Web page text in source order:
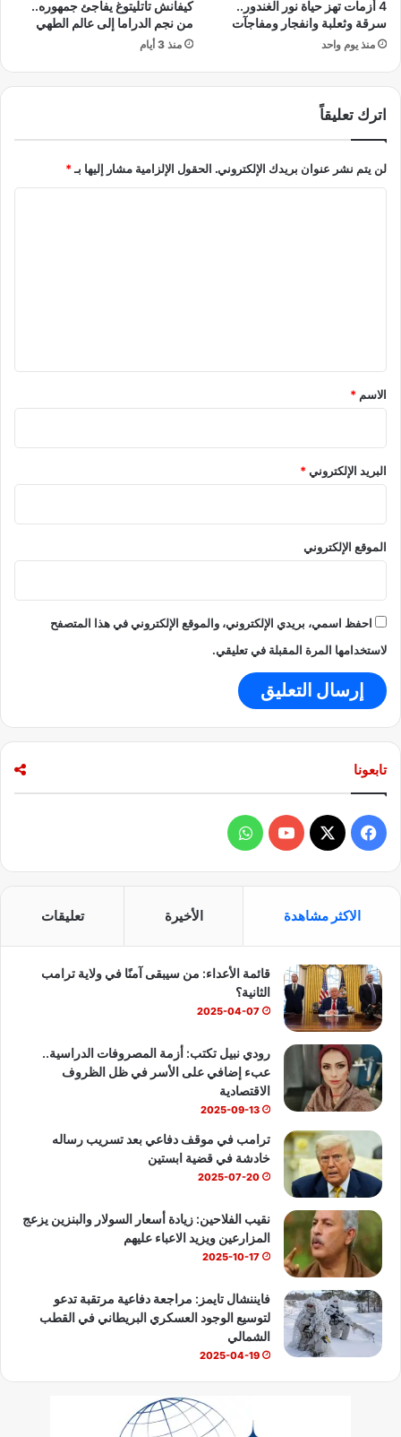
ع
ى
ا
ل
ش
ط
ئ
ا
و
4 أزمات تهز حياة نور الغندور..
سرقة وثعلبة وانفجار ومفاجآت
منذ يوم واحد
كيفانش تاتليتوغ يفاجئ جمهوره..
من نجم الدراما إلى عالم الطهي
منذ 3 أيام
اترك تعليقاً
لن يتم نشر عنوان بريدك الإلكتروني. الحقول الإلزامية مشار إليها بـ*
*
الاسم *
البريد الإلكتروني*
الموقع الإلكتروني
احفظ اسمي، بريدي الإلكتروني، والموقع الإلكتروني في هذا المتصفح
لاستخدامها المرة المقبلة في تعليقي.
تابعونا
ي
و
ك
X
Y
T
u
e
ا
ا
ب
الاكثر مشاهدة الأخيرة تعليقات
قائمة الأعداء: من سيبقى آمنًا في ولاية ترامب
الثانية؟
2025-04-07
رودي نبيل تكتب: أزمة المصروفات الدراسية..
عبء إضافي على الأسر في ظل الظروف
الاقتصادية
2025-09-13
ترامب في موقف دفاعي بعد تسريب رساله
خادشة في قضية ابستين
2025-07-20
نقيب الفلاحين: زيادة أسعار السولار والبنزين يزعج
المزارعين ويزيد الاعباء عليهم
2025-10-17
فايننشال تايمز: مراجعة دفاعية مرتقبة تدعو
لتوسيع الوجود العسكري البريطاني في القطب
الشمالي
2025-04-19